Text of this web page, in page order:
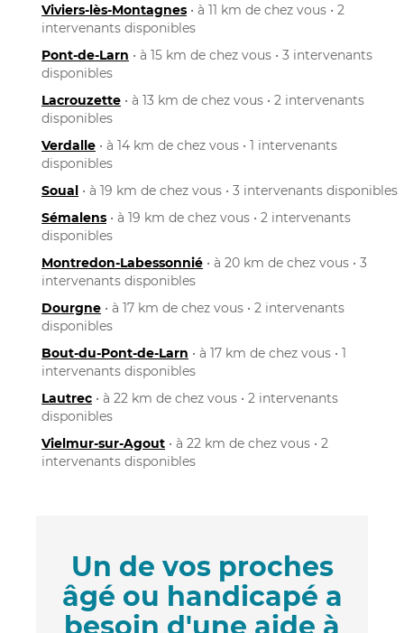
Viviers-lès-Montagnes • à 11 km de chez vous • 2
intervenants disponibles
Pont-de-Larn • à 15 km de chez vous • 3 intervenants
disponibles
Lacrouzette • à 13 km de chez vous • 2 intervenants
disponibles
Verdalle • à 14 km de chez vous • 1 intervenants
disponibles
Soual • à 19 km de chez vous • 3 intervenants disponibles
Sémalens • à 19 km de chez vous • 2 intervenants
disponibles
Montredon-Labessonnié • à 20 km de chez vous • 3
intervenants disponibles
Dourgne • à 17 km de chez vous • 2 intervenants
disponibles
Bout-du-Pont-de-Larn • à 17 km de chez vous • 1
intervenants disponibles
Lautrec • à 22 km de chez vous • 2 intervenants
disponibles
Vielmur-sur-Agout • à 22 km de chez vous • 2
intervenants disponibles
Un de vos proches
âgé ou handicapé a
besoin d'une aide à